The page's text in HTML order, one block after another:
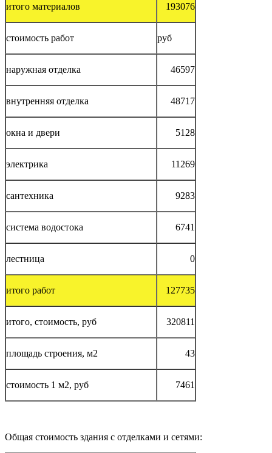
итого материалов 193076
стоимость работ руб
наружная отделка 46597
внутренняя отделка 48717
окна и двери 5128
электрика 11269
сантехника 9283
система водостока 6741
лестница 0
итого работ 127735
итого, стоимость, руб 320811
площадь строения, м2 43
стоимость 1 м2, руб 7461
Общая стоимость здания с отделками и сетями: